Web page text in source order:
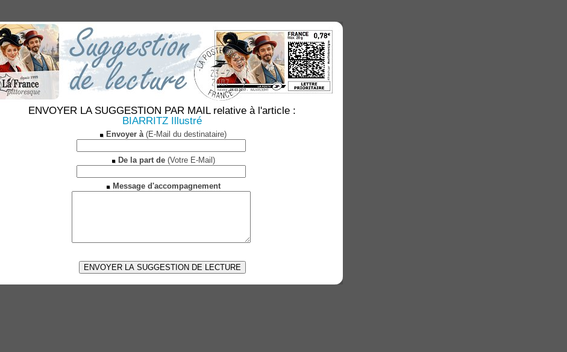
ENVOYER LA SUGGESTION PAR MAIL relative à l'article :
BIARRITZ Illustré
Envoyer à(E-Mail du destinataire)
De la part de(Votre E-Mail)
Message d'accompagnement